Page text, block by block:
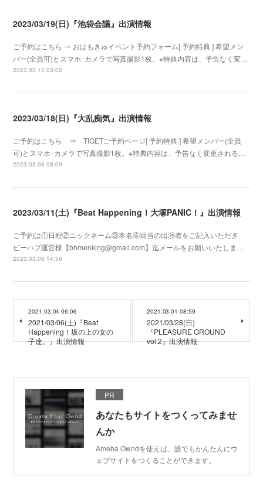
2023/03/19(日)『池袋会議』出演情報
ご予約はこちら ⇒ おはもきゅイベント予約フォーム[ 予約特典 ] 希望メン
バー(全員可)とスマホ･カメラで写真撮影1枚。※特典内容は、予告なく変…
2023.03.13 03:02
2023/03/18(日)『大乱痴気』出演情報
ご予約はこちら ⇒ TIGETご予約ページ[ 予約特典 ] 希望メンバー(全員
可)とスマホ･カメラで写真撮影1枚。※特典内容は、予告なく変更される…
2023.03.08 08:09
2023/03/11(土)『Beat Happening！大塚PANIC！』出演情報
ご予約は①日程②ニックネーム③本名④目当の出演者をご記入いただき、
ビーハプ運営様【bhmenking@gmail.com】迄メールをお願いいたしま…
2023.03.06 14:59
2021.03.04 06:06
2021/03/06(土)『Beat
Happening！坂の上の女の
子達。』出演情報
2021.03.01 08:59
2021/03/28(日)
『PLEASURE GROUND
vol.2』出演情報
PR
あなたもサイトをつくってみませ
んか
Ameba Owndを使えば、誰でもかんたんにウ
ェブサイトをつくることができます。